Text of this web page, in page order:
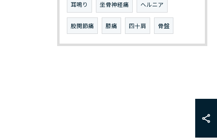
耳鳴り 坐骨神経痛 ヘルニア
股関節痛 膝痛 四十肩 骨盤